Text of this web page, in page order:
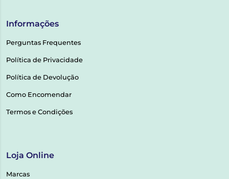
Informações
Perguntas Frequentes
Política de Privacidade
Política de Devolução
Como Encomendar
Termos e Condições
Loja Online
Marcas